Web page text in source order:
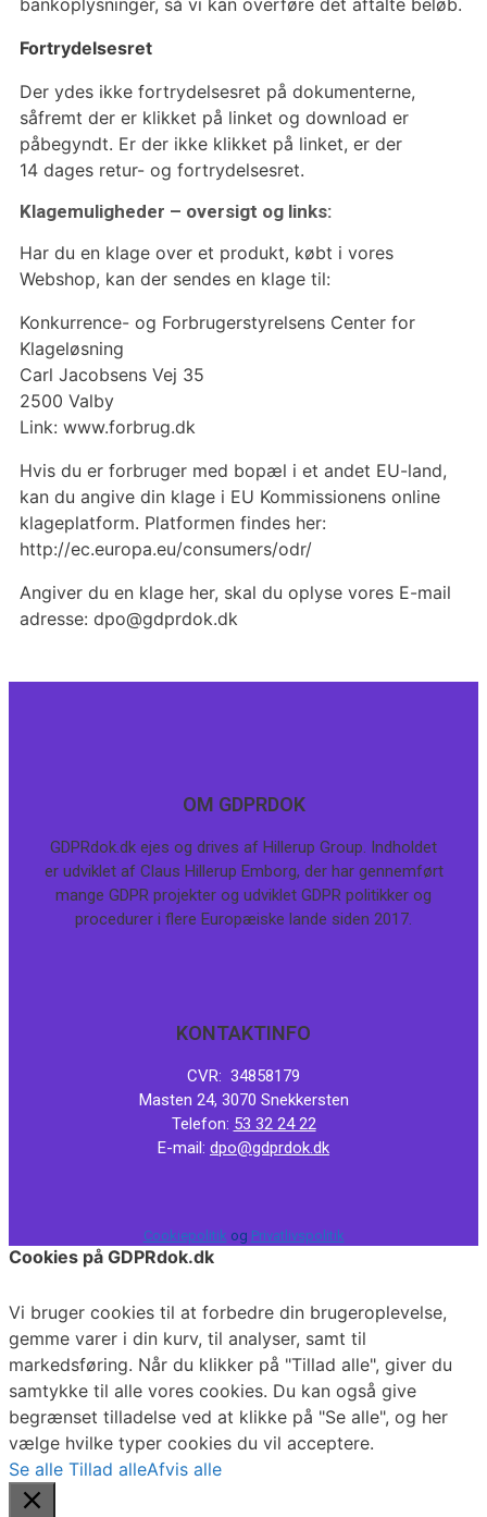
Fortrydelsesret
Der ydes ikke fortrydelsesret på dokumenterne,
såfremt der er klikket på linket og download er
påbegyndt. Er der ikke klikket på linket, er der
14 dages retur- og fortrydelsesret.
Klagemuligheder – oversigt og links:
Har du en klage over et produkt, købt i vores
Webshop, kan der sendes en klage til:
Konkurrence- og Forbrugerstyrelsens Center for
Klageløsning
Carl Jacobsens Vej 35
2500 Valby
Link: www.forbrug.dk
Hvis du er forbruger med bopæl i et andet EU-land,
kan du angive din klage i EU Kommissionens online
klageplatform. Platformen findes her:
http://ec.europa.eu/consumers/odr/
Angiver du en klage her, skal du oplyse vores E-mail
adresse: dpo@gdprdok.dk
OM GDPRDOK
GDPRdok.dk ejes og drives af Hillerup Group. Indholdet
er udviklet af Claus Hillerup Emborg, der har gennemført
mange GDPR projekter og udviklet GDPR politikker og
procedurer i flere Europæiske lande siden 2017.
KONTAKTINFO
CVR: 34858179
Masten 24, 3070 Snekkersten
Telefon: 53 32 24 22
E-mail: dpo@gdprdok.dk
Cookiepolitik og Privatlivspolitik
Cookies på GDPRdok.dk
Vi bruger cookies til at forbedre din brugeroplevelse,
gemme varer i din kurv, til analyser, samt til
markedsføring. Når du klikker på "Tillad alle", giver du
samtykke til alle vores cookies. Du kan også give
begrænset tilladelse ved at klikke på "Se alle", og her
vælge hvilke typer cookies du vil acceptere.
Se alle Tillad alleAfvis alle